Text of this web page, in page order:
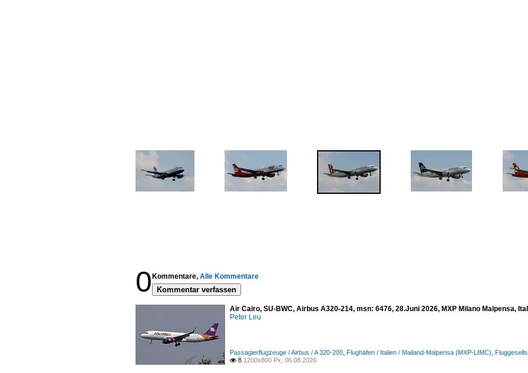
0 Kommentare, Alle Kommentare
Kommentar verfassen
Air Cairo, SU-BWC, Airbus A320-214, msn: 6476, 28.Juni 2026, MXP Milano Malpensa,
Peter Leu
Passagierflugzeuge / Airbus / A 320-200 Flughäfen / Italien / Mailand-Malpensa (MXP-LIMC)
 8 1200x800 Px, 06.08.2026